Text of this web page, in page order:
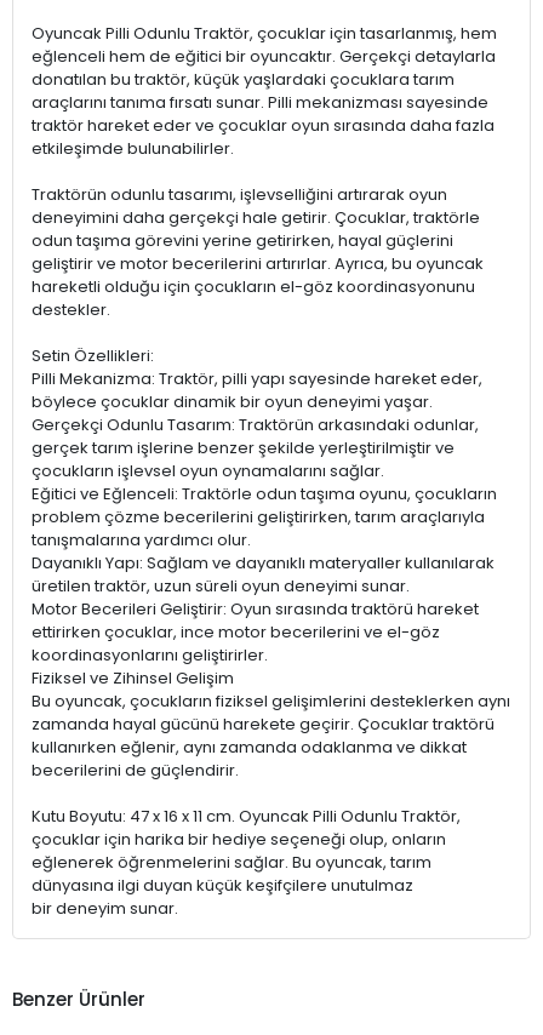
Oyuncak Pilli Odunlu Traktör, çocuklar için tasarlanmış, hem
eğlenceli hem de eğitici bir oyuncaktır. Gerçekçi detaylarla
donatılan bu traktör, küçük yaşlardaki çocuklara tarım
araçlarını tanıma fırsatı sunar. Pilli mekanizması sayesinde
traktör hareket eder ve çocuklar oyun sırasında daha fazla
etkileşimde bulunabilirler.
Traktörün odunlu tasarımı, işlevselliğini artırarak oyun
deneyimini daha gerçekçi hale getirir. Çocuklar, traktörle
odun taşıma görevini yerine getirirken, hayal güçlerini
geliştirir ve motor becerilerini artırırlar. Ayrıca, bu oyuncak
hareketli olduğu için çocukların el-göz koordinasyonunu
destekler.
Setin Özellikleri:
Pilli Mekanizma: Traktör, pilli yapı sayesinde hareket eder,
böylece çocuklar dinamik bir oyun deneyimi yaşar.
Gerçekçi Odunlu Tasarım: Traktörün arkasındaki odunlar,
gerçek tarım işlerine benzer şekilde yerleştirilmiştir ve
çocukların işlevsel oyun oynamalarını sağlar.
Eğitici ve Eğlenceli: Traktörle odun taşıma oyunu, çocukların
problem çözme becerilerini geliştirirken, tarım araçlarıyla
tanışmalarına yardımcı olur.
Dayanıklı Yapı: Sağlam ve dayanıklı materyaller kullanılarak
üretilen traktör, uzun süreli oyun deneyimi sunar.
Motor Becerileri Geliştirir: Oyun sırasında traktörü hareket
ettirirken çocuklar, ince motor becerilerini ve el-göz
koordinasyonlarını geliştirirler.
Fiziksel ve Zihinsel Gelişim
Bu oyuncak, çocukların fiziksel gelişimlerini desteklerken aynı
zamanda hayal gücünü harekete geçirir. Çocuklar traktörü
kullanırken eğlenir, aynı zamanda odaklanma ve dikkat
becerilerini de güçlendirir.
Kutu Boyutu: 47 x 16 x 11 cm. Oyuncak Pilli Odunlu Traktör,
çocuklar için harika bir hediye seçeneği olup, onların
eğlenerek öğrenmelerini sağlar. Bu oyuncak, tarım
dünyasına ilgi duyan küçük keşifçilere unutulmaz
bir deneyim sunar.
Benzer Ürünler